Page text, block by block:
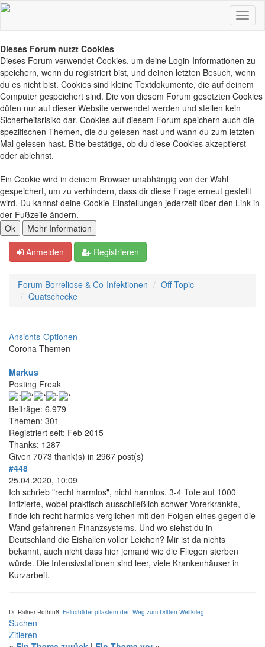
Dieses Forum nutzt Cookies
Dieses Forum verwendet Cookies, um deine Login-Informationen zu
speichern, wenn du registriert bist, und deinen letzten Besuch, wenn
du es nicht bist. Cookies sind kleine Textdokumente, die auf deinem
Computer gespeichert sind. Die von diesem Forum gesetzten Cookies
düfen nur auf dieser Website verwendet werden und stellen kein
Sicherheitsrisiko dar. Cookies auf diesem Forum speichern auch die
spezifischen Themen, die du gelesen hast und wann du zum letzten
Mal gelesen hast. Bitte bestätige, ob du diese Cookies akzeptierst
oder ablehnst.
Ein Cookie wird in deinem Browser unabhängig von der Wahl
gespeichert, um zu verhindern, dass dir diese Frage erneut gestellt
wird. Du kannst deine Cookie-Einstellungen jederzeit über den Link in
der Fußzeile ändern.
Anmelden Registrieren
Forum Borreliose & Co-Infektionen
Off Topic
Quatschecke
Ansichts-Optionen
Corona-Themen
Markus
Posting Freak
Beiträge: 6.979
Themen: 301
Registriert seit: Feb 2015
Thanks: 1287
Given 7073 thank(s) in 2967 post(s)
#448
25.04.2020, 10:09
Ich schrieb "recht harmlos", nicht harmlos. 3-4 Tote auf 1000
Infizierte, wobei praktisch ausschließlich schwer Vorerkrankte,
finde ich recht harmlos verglichen mit den Folgen eines gegen die
Wand gefahrenen Finanzsystems. Und wo siehst du in
Deutschland die Eishallen voller Leichen? Mir ist da nichts
bekannt, auch nicht dass hier jemand wie die Fliegen sterben
würde. Die Intensivstationen sind leer, viele Krankenhäuser in
Kurzarbeit.
Dr. Rainer Rothfuß: Feindbilder pflastern den Weg zum Dritten Weltkrieg
Suchen
Zitieren